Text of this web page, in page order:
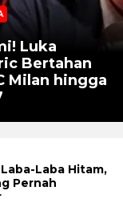
Luka
Bertahan
Milan hingga
Laba Hitam,
Pernah